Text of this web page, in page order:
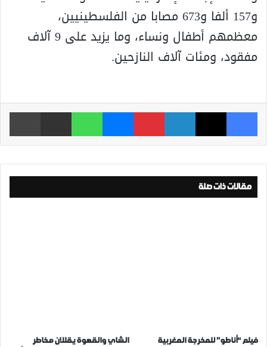
و157 ألفا و673 مصابا من الفلسطينيين،
معظمهم أطفال ونساء، وما يزيد على 9 آلاف
مفقود، ومئات آلاف النازحين.
فيسبوك ‫X لينكدإن بينتيريست ماسنجر واتساب مشاركة عبر البريد
مقالات ذات صلة
فيلم “أناطو” للمخرجة المغربية
الشاي والقهوة يقللان مخاطر